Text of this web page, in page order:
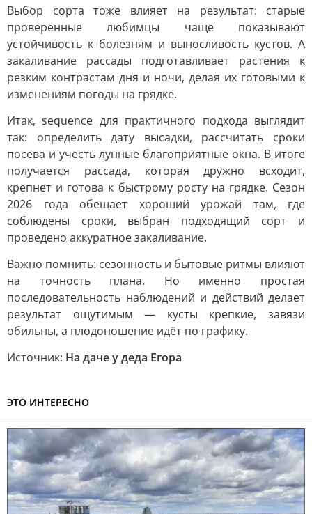
Выбор сорта тоже влияет на результат: старые
проверенные любимцы чаще показывают
устойчивость к болезням и выносливость кустов. А
закаливание рассады подготавливает растения к
резким контрастам дня и ночи, делая их готовыми к
изменениям погоды на грядке.
Итак, sequence для практичного подхода выглядит
так: определить дату высадки, рассчитать сроки
посева и учесть лунные благоприятные окна. В итоге
получается рассада, которая дружно всходит,
крепнет и готова к быстрому росту на грядке. Сезон
2026 года обещает хороший урожай там, где
соблюдены сроки, выбран подходящий сорт и
проведено аккуратное закаливание.
Важно помнить: сезонность и бытовые ритмы влияют
на точность плана. Но именно простая
последовательность наблюдений и действий делает
результат ощутимым — кусты крепкие, завязи
обильны, а плодоношение идёт по графику.
Источник: На даче у деда Егора
ЭТО ИНТЕРЕСНО